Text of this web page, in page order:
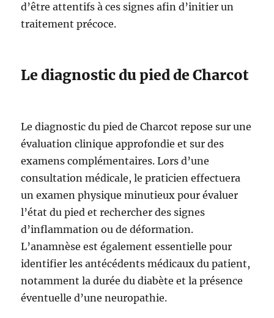
d’être attentifs à ces signes afin d’initier un
traitement précoce.
Le diagnostic du pied de Charcot
Le diagnostic du pied de Charcot repose sur une
évaluation clinique approfondie et sur des
examens complémentaires. Lors d’une
consultation médicale, le praticien effectuera
un examen physique minutieux pour évaluer
l’état du pied et rechercher des signes
d’inflammation ou de déformation.
L’anamnèse est également essentielle pour
identifier les antécédents médicaux du patient,
notamment la durée du diabète et la présence
éventuelle d’une neuropathie.